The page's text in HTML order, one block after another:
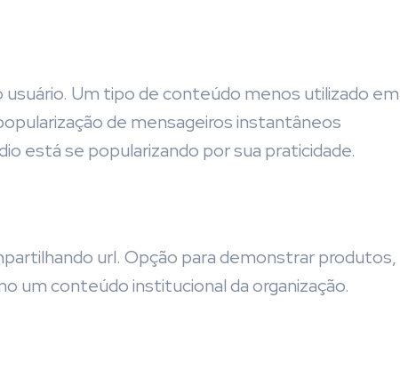
usuário. Um tipo de conteúdo menos utilizado em
de mensageiros instantâneos
está se popularizando por sua praticidade.
url. Opção para demonstrar produtos,
um conteúdo institucional da organização.